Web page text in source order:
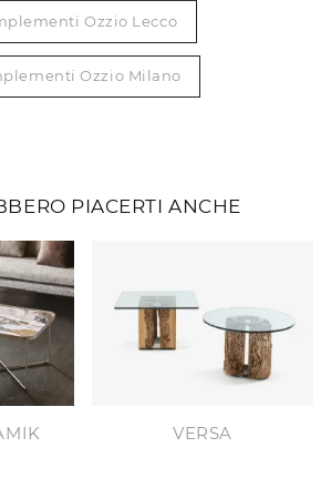
Ozzio Lecco
Ozzio Milano
PIACERTI ANCHE
VERSA